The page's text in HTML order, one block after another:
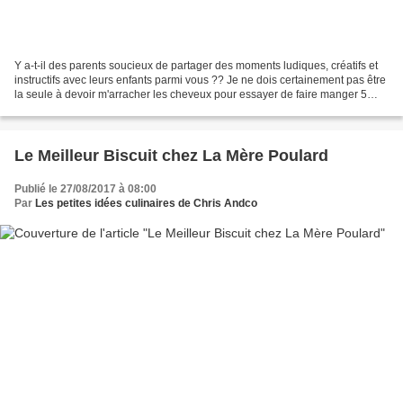
Y a-t-il des parents soucieux de partager des moments ludiques, créatifs et
instructifs avec leurs enfants parmi vous ?? Je ne dois certainement pas être
la seule à devoir m'arracher les cheveux pour essayer de faire manger 5
Le Meilleur Biscuit chez La Mère Poulard
Publié le 27/08/2017 à 08:00
Par Les petites idées culinaires de Chris Andco